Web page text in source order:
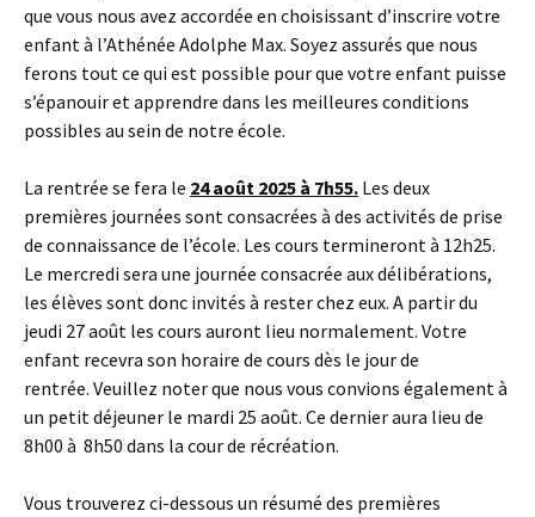
que vous nous avez accordée en choisissant d’inscrire votre
enfant à l’Athénée Adolphe Max. Soyez assurés que nous
ferons tout ce qui est possible pour que votre enfant puisse
s’épanouir et apprendre dans les meilleures conditions
possibles au sein de notre école.
La rentrée se fera le 24 août 2025 à 7h55. Les deux
premières journées sont consacrées à des activités de prise
de connaissance de l’école. Les cours termineront à 12h25.
Le mercredi sera une journée consacrée aux délibérations,
les élèves sont donc invités à rester chez eux. A partir du
jeudi 27 août les cours auront lieu normalement. Votre
enfant recevra son horaire de cours dès le jour de
rentrée. Veuillez noter que nous vous convions également à
un petit déjeuner le mardi 25 août. Ce dernier aura lieu de
8h00 à 8h50 dans la cour de récréation.
Vous trouverez ci-dessous un résumé des premières